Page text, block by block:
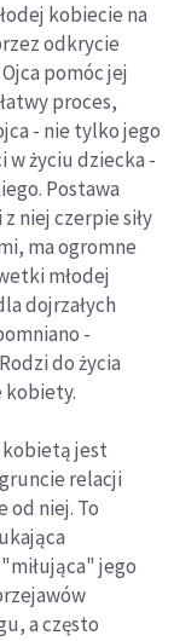
kobiecie na
odkrycie
pomóc jej
proces,
- nie tylko jego
w życiu dziecka -
Postawa
niej czerpie siły
ma ogromne
młodej
dojrzałych
-
do życia
kobiety.
kobietą jest
relacji
od niej. To
jego
a często